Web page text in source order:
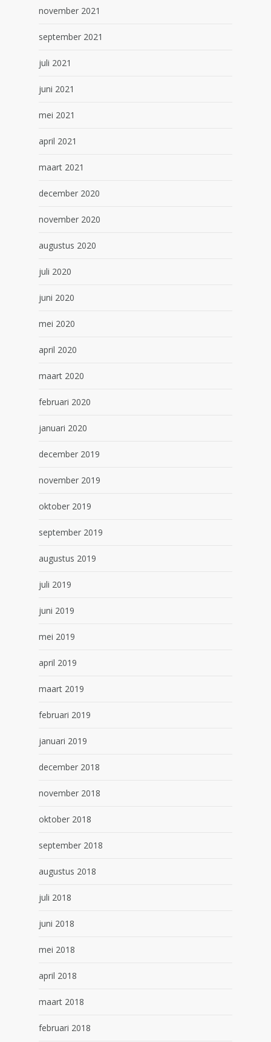
november 2021
september 2021
juli 2021
juni 2021
mei 2021
april 2021
maart 2021
december 2020
november 2020
augustus 2020
juli 2020
juni 2020
mei 2020
april 2020
maart 2020
februari 2020
januari 2020
december 2019
november 2019
oktober 2019
september 2019
augustus 2019
juli 2019
juni 2019
mei 2019
april 2019
maart 2019
februari 2019
januari 2019
december 2018
november 2018
oktober 2018
september 2018
augustus 2018
juli 2018
juni 2018
mei 2018
april 2018
maart 2018
februari 2018